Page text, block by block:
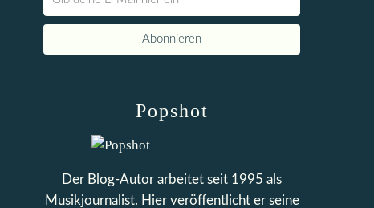
Popshot
Der Blog-Autor arbeitet seit 1995 als
Musikjournalist. Hier veröffentlicht er seine